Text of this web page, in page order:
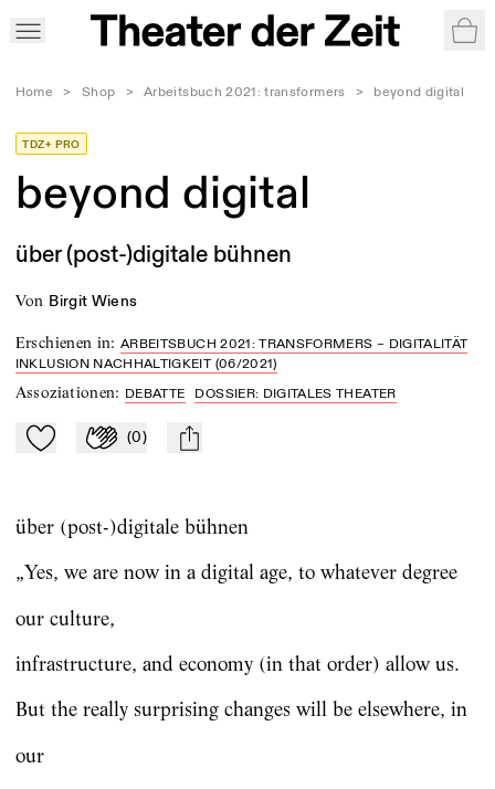
Home > Shop > Arbeitsbuch 2021: transformers > beyond digital
TDZ+ PRO
beyond digital
über (post-)digitale bühnen
von Birgit Wiens
Erschienen in:ARBEITSBUCH 2021: TRANSFORMERS – DIGITALITÄT
INKLUSION NACHHALTIGKEIT (06/2021)
Assoziationen: DEBATTE DOSSIER: DIGITALES THEATER
Zu Mein-TdZ hinzufügen
Applaudieren
(0) mail
über (post-)digitale bühnen
„Yes, we are now in a digital age, to whatever degree
our culture,
infrastructure, and economy (in that order) allow us.
But the really surprising changes will be elsewhere, in
our